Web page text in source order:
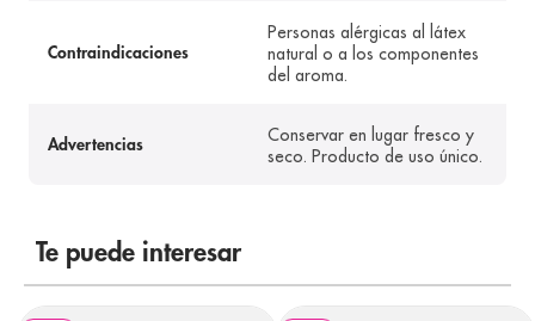
Contraindicaciones
Personas alérgicas al látex
natural o a los componentes
del aroma.
Advertencias
Conservar en lugar fresco y
seco. Producto de uso único.
Te puede interesar